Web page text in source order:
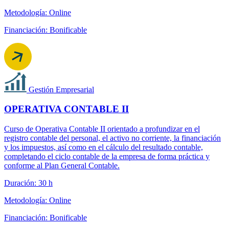
Metodología: Online
Financiación: Bonificable
Gestión Empresarial
OPERATIVA CONTABLE II
Curso de Operativa Contable II orientado a profundizar en el
registro contable del personal, el activo no corriente, la financiación
y los impuestos, así como en el cálculo del resultado contable,
completando el ciclo contable de la empresa de forma práctica y
conforme al Plan General Contable.
Duración: 30 h
Metodología: Online
Financiación: Bonificable